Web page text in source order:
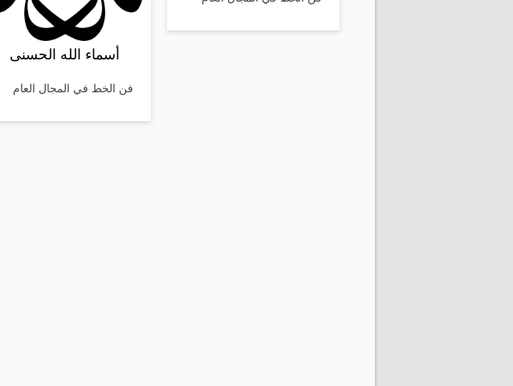
أسماء الله الحسنى
فن الخط في المجال العام